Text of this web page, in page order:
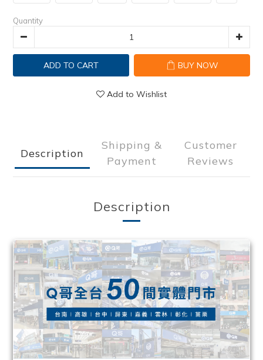
Quantity
ADD TO CART BUY NOW
Add to Wishlist
Description
Shipping &
Payment
Customer
Reviews
Description